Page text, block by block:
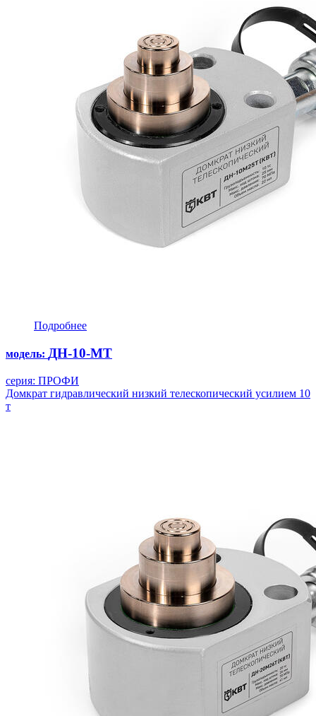
Подробнее
модель: ДН-10-МТ
серия: ПРОФИ
Домкрат гидравлический низкий телескопический усилием 10
т